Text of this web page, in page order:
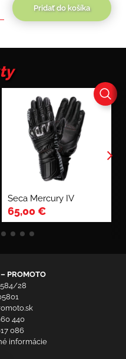
Pridať do košíka
Seca Mercury IV
65,00€
PROMOTO
28
440
086
informácie